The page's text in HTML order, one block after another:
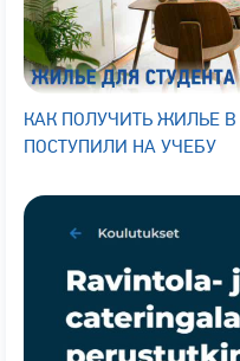
КАК ПОЛУЧИТЬ ЖИЛЬЕ
ПОСТУПИЛИ НА УЧЕБУ